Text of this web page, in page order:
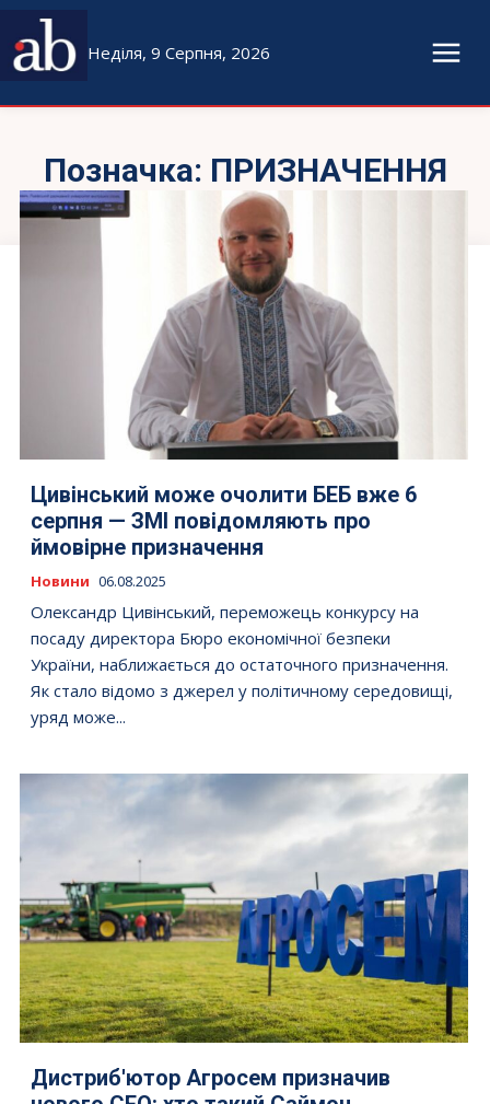
Неділя, 9 Серпня, 2026
Позначка: ПРИЗНАЧЕННЯ
Цивінський може очолити БЕБ вже 6
серпня — ЗМІ повідомляють про
ймовірне призначення
Новини 06.08.2025
Олександр Цивінський, переможець конкурсу на
посаду директора Бюро економічної безпеки
України, наближається до остаточного призначення.
Як стало відомо з джерел у політичному середовищі,
уряд може...
Дистриб'ютор Агросем призначив